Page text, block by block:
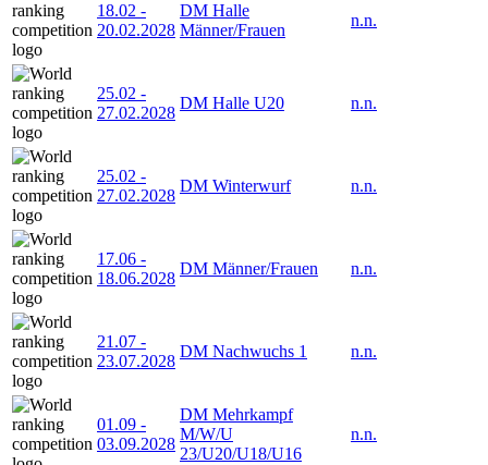
18.02 -
20.02.2028
DM Halle
Männer/Frauen
n.n.
25.02 -
27.02.2028
DM Halle U20 n.n.
25.02 -
27.02.2028
DM Winterwurf n.n.
17.06 -
18.06.2028
DM Männer/Frauen n.n.
21.07 -
23.07.2028
DM Nachwuchs 1 n.n.
01.09 -
03.09.2028
DM Mehrkampf
M/W/U
23/U20/U18/U16
n.n.